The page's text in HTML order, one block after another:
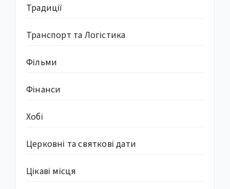
Традиції
Транспорт та Логістика
Фільми
Фінанси
Хобі
Церковні та святкові дати
Цікаві місця